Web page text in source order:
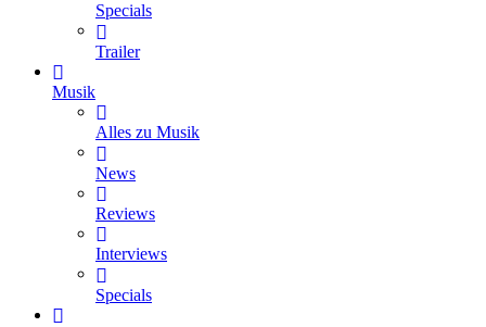
Specials
Trailer
Musik
Alles zu Musik
News
Reviews
Interviews
Specials